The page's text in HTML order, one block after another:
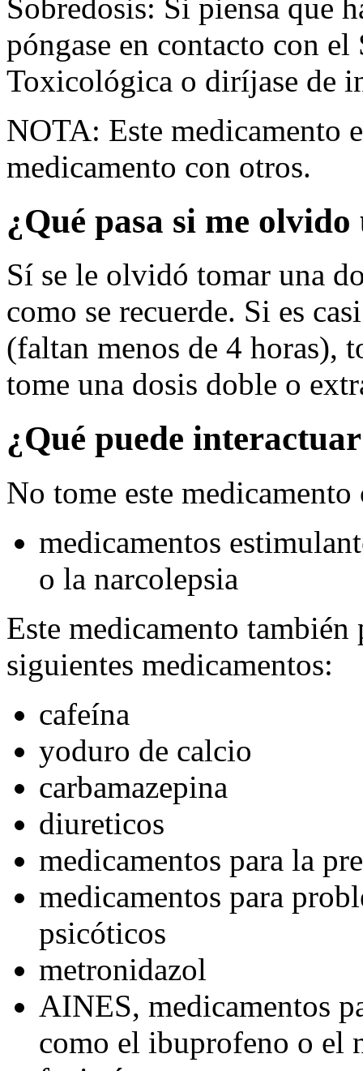
Sobredosis: Si piensa que
póngase en contacto con
Toxicológica o diríjase de
NOTA: Este medicamento
medicamento con otros.
¿Qué pasa si me olvido
Sí se le olvidó tomar una
como se recuerde. Si es
(faltan menos de 4 horas),
tome una dosis doble o
¿Qué puede
No tome este
medicamentos
o la narcolepsia
Este medicamento
siguientes medicamentos:
cafeína
yoduro de calcio
carbamazepina
diureticos
medicamentos para la
medicamentos para
psicóticos
metronidazol
AINES, medicamentos
como el ibuprofeno o el